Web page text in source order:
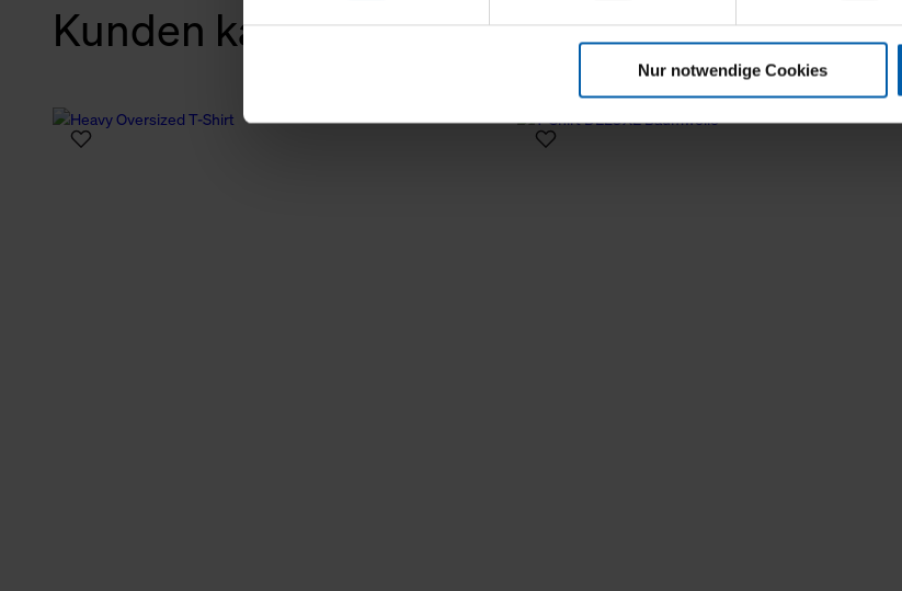
Klicken Sie auf "Alle erlauben", damit wir alle Cookies und Web-Technologien für
verwenden dürfen. Über die jeweiligen Schaltflächen können Sie die Arten der
erlauben möchten, verwenden wir lediglich die erwähnten technisch erforderlichen
Nur notwendige Cookies
Kunden kauften auch